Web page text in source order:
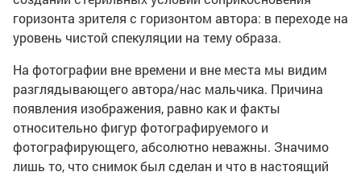
горизонта зрителя с горизонтом автора: в переходе на
уровень чистой спекуляции на тему образа.
На фотографии вне времени и вне места мы видим
разглядывающего автора/нас мальчика. Причина
появления изображения, равно как и факты
относительно фигур фотографируемого и
фотографирующего, абсолютно неважны. Значимо
лишь то, что снимок был сделан и что в настоящий